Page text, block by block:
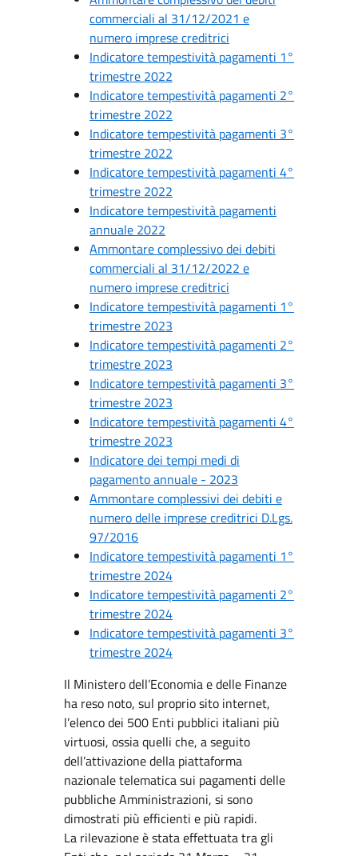
commerciali al 31/12/2021 e
numero imprese creditrici
Indicatore tempestività pagamenti 1°
trimestre 2022
Indicatore tempestività pagamenti 2°
trimestre 2022
Indicatore tempestività pagamenti 3°
trimestre 2022
Indicatore tempestività pagamenti 4°
trimestre 2022
Indicatore tempestività pagamenti
annuale 2022
Ammontare complessivo dei debiti
commerciali al 31/12/2022 e
numero imprese creditrici
Indicatore tempestività pagamenti 1°
trimestre 2023
Indicatore tempestività pagamenti 2°
trimestre 2023
Indicatore tempestività pagamenti 3°
trimestre 2023
Indicatore tempestività pagamenti 4°
trimestre 2023
Indicatore dei tempi medi di
pagamento annuale - 2023
Ammontare complessivi dei debiti e
numero delle imprese creditrici D.Lgs.
97/2016
Indicatore tempestività pagamenti 1°
trimestre 2024
Indicatore tempestività pagamenti 2°
trimestre 2024
Indicatore tempestività pagamenti 3°
trimestre 2024
Il Ministero dell’Economia e delle Finanze
ha reso noto, sul proprio sito internet,
l’elenco dei 500 Enti pubblici italiani più
virtuosi, ossia quelli che, a seguito
dell’attivazione della piattaforma
nazionale telematica sui pagamenti delle
pubbliche Amministrazioni, si sono
dimostrati più efficienti e più rapidi.
La rilevazione è stata effettuata tra gli